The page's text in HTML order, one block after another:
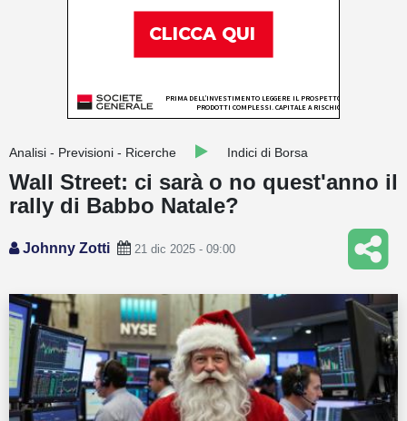
Guide
Guru Monitor
Stagionalità
Analisi - Previsioni - Ricerche Indici di Borsa
Wall Street: ci sarà o no quest'anno il
rally di Babbo Natale?
Johnny Zotti 21 dic 2025 - 09:00